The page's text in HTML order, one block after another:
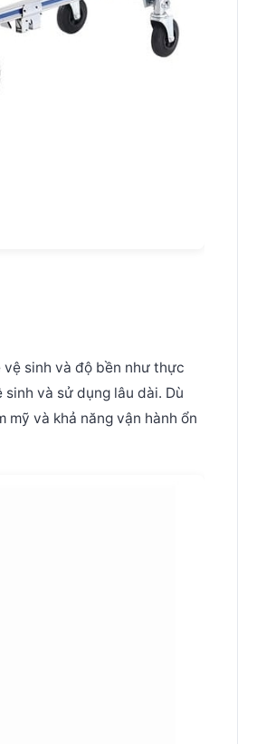
sinh và độ bền như thực
sinh và sử dụng lâu dài. Dù
mỹ và khả năng vận hành ổn